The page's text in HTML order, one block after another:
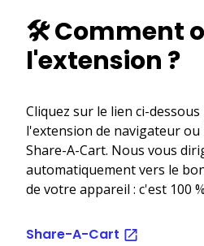
🛠️ Comment
l'extension ?
Cliquez sur le lien ci-
l'extension de navigateur
Share-A-Cart. Nous vous
automatiquement vers le
de votre appareil : c'est 100
Share-A-Cart